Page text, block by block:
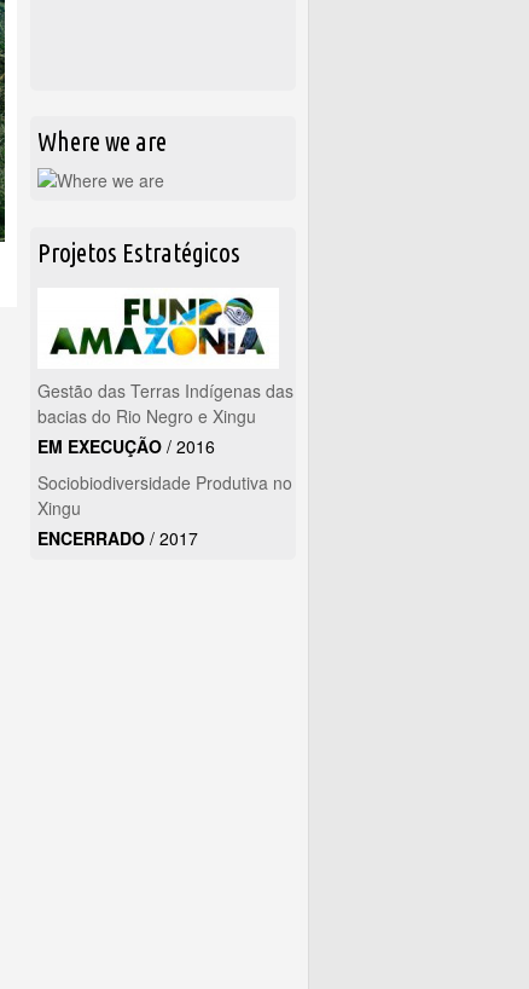
Where we are
Projetos Estratégicos
Gestão das Terras Indígenas das
bacias do Rio Negro e Xingu
EM EXECUÇÃO / 2016
Sociobiodiversidade Produtiva no
Xingu
ENCERRADO / 2017